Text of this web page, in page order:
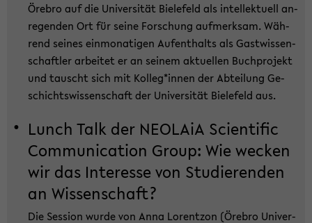
Öre­bro auf die Uni­ver­si­tät Bie­le­feld als in­tel­lek­tu­ell an­
re­gen­den Ort für seine For­schung auf­merk­sam. Wäh­
rend sei­nes ein­mo­na­ti­gen Auf­ent­halts als Gast­wis­sen­
schaft­ler ar­bei­tet er an sei­nem ak­tu­el­len Buch­pro­jekt
und tauscht sich mit Kol­leg*innen der Ab­tei­lung Ge­
schichts­wis­sen­schaft der Uni­ver­si­tät Bie­le­feld aus.
Lunch Talk der NEO­LA­iA Sci­en­ti­fic
Com­mu­ni­ca­ti­on Group: Wie we­cken
wir das In­ter­es­se von Stu­die­ren­den
an Wis­sen­schaft?
Die Ses­si­on wurde von Anna Lo­rent­zon (Öre­bro Uni­ver­